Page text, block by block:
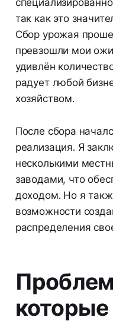
так как это
Сбор урожая
превзошли мои
удивлён
радует любой
хозяйством.
После сбора
реализация. Я
несколькими
заводами, что
доходом. Но я
возможности
распределения
которые